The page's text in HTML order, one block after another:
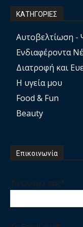
ΚΑΤΗΓΟΡΙΕΣ
Αυτοβελτίωση -
Ενδιαφέροντα
Διατροφή και
Η υγεία μου
Food & Fun
Beauty
Επικοινωνία
Το Ονομα σας*